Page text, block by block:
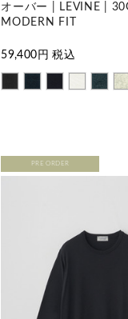
オーバー | LEVINE |
MODERN FIT
59,400 円 税込
PRE ORDER